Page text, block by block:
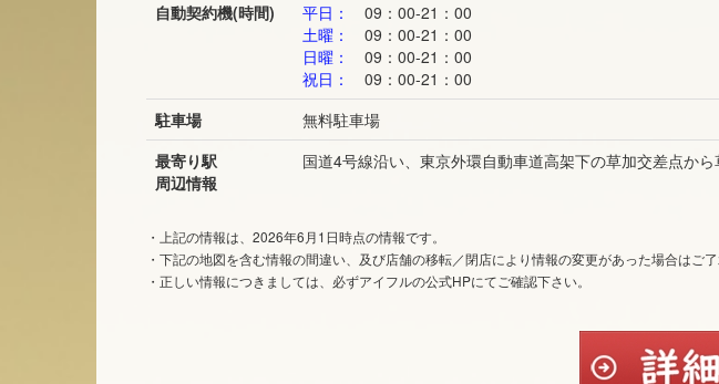
自動契約機(時間)
平日：
09：00-21：00
土曜：
09：00-21：00
日曜：
09：00-21：00
祝日：
09：00-21：00
駐車場
無料駐車場
最寄り駅
周辺情報
国道4号線沿い、東京外環自動車道高架下の草加交差点か
・上記の情報は、2026年6月1日時点の情報です。
・下記の地図を含む情報の間違い、及び店舗の移転／閉店により情報の変更があった場合はご了
・正しい情報につきましては、必ずアイフルの公式HPにてご確認下さい。